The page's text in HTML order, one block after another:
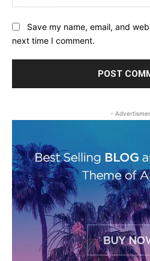
Save my name, email, and
next time I comment.
-